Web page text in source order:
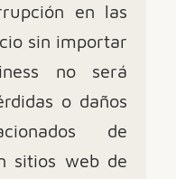
en las
sin importar
no será
o daños
de
sitios web de